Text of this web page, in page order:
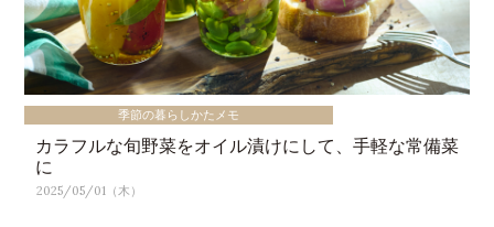
季節の暮らしかたメモ
カラフルな旬野菜をオイル漬けにして、手軽な常備菜
に
2025/05/01（木）